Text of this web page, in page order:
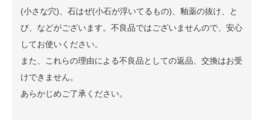
(小さな穴)、石はぜ(小石が浮いてるもの)、釉薬の抜け、と
び、などがございます。不良品ではございませんので、安心
してお使いください。
また、これらの理由による不良品としての返品、交換はお受
けできません。
あらかじめご了承ください。